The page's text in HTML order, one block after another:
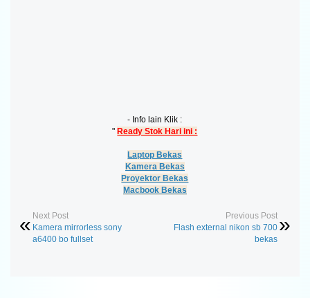
- Info lain Klik :
"Ready Stok Hari ini :
Laptop Bekas
Kamera Bekas
Proyektor Bekas
Macbook Bekas
Next Post
Kamera mirrorless sony
a6400 bo fullset
Previous Post
Flash external nikon sb 700
bekas